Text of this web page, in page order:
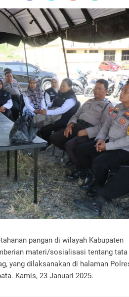
pangan di wilayah Kabupaten
materi/sosialisasi tentang tata
yang dilaksanakan di halaman
Kamis, 23 Januari 2025.